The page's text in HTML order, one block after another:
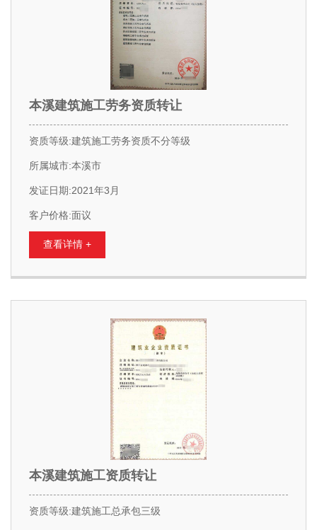
本溪建筑施工劳务资质转让
资质等级:建筑施工劳务资质不分等级
所属城市:本溪市
发证日期:2021年3月
客户价格:面议
查看详情 +
本溪建筑施工资质转让
资质等级:建筑施工总承包三级